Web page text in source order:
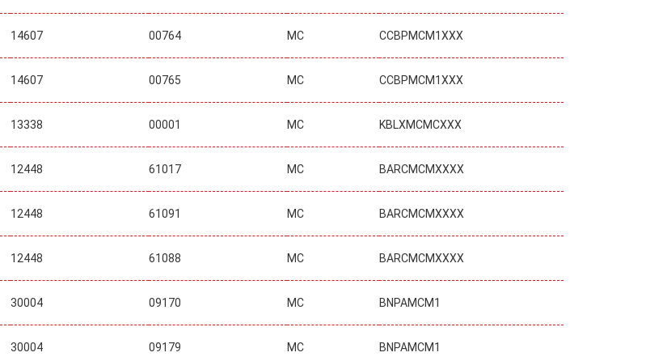
14607 00764 MC CCBPMCM1XXX
14607 00765 MC CCBPMCM1XXX
13338 00001 MC KBLXMCMCXXX
12448 61017 MC BARCMCMXXXX
12448 61091 MC BARCMCMXXXX
12448 61088 MC BARCMCMXXXX
30004 09170 MC BNPAMCM1
30004 09179 MC BNPAMCM1